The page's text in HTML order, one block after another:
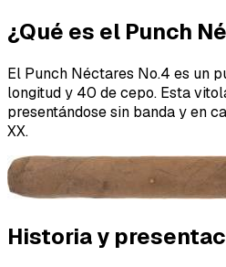
¿Qué es el Punch
El Punch Néctares No.4 es un
longitud y 40 de cepo. Esta
presentándose sin banda y en
XX.
Historia y